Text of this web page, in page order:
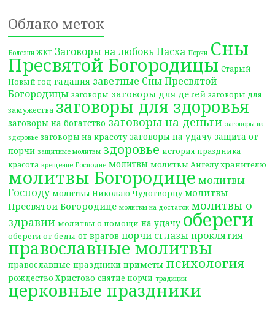
Облако меток
Болезни ЖКТ Заговоры на любовь Пасха Порчи Сны
Пресвятой Богородицы Старый
Новый год гадания заветные Сны Пресвятой
Богородицы заговоры заговоры для детей заговоры для
замужества заговоры для здоровья
заговоры на богатство заговоры на деньги заговоры на
здоровье заговоры на красоту заговоры на удачу защита от
порчи защитные молитвы здоровье история праздника
красота крещение Господне молитвы молитвы Ангелу хранителю
молитвы Богородице молитвы
Господу молитвы Николаю Чудотворцу молитвы
Пресвятой Богородице молитвы на достаток молитвы о
здравии молитвы о помощи на удачу обереги
обереги от беды от врагов порчи сглазы проклятия
православные молитвы
православные праздники приметы психология
рождество Христово снятие порчи традиции
церковные праздники